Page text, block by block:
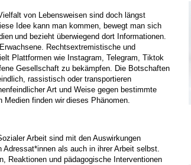
von Lebensweisen sind doch längst
Idee kann man kommen, bewegt man sich
und bezieht überwiegend dort Informationen.
Rechtsextremistische und
Plattformen wie Instagram, Telegram, Tiktok
Gesellschaft zu bekämpfen. Die Botschaften
rassistisch odertransportieren
Art und Weise gegen bestimmte
Medien finden wir dieses Phänomen.
Arbeit sind mit den Auswirkungen
Adressat*innen als auch in ihrerArbeit selbst.
Reaktionen und pädagogische Interventionen